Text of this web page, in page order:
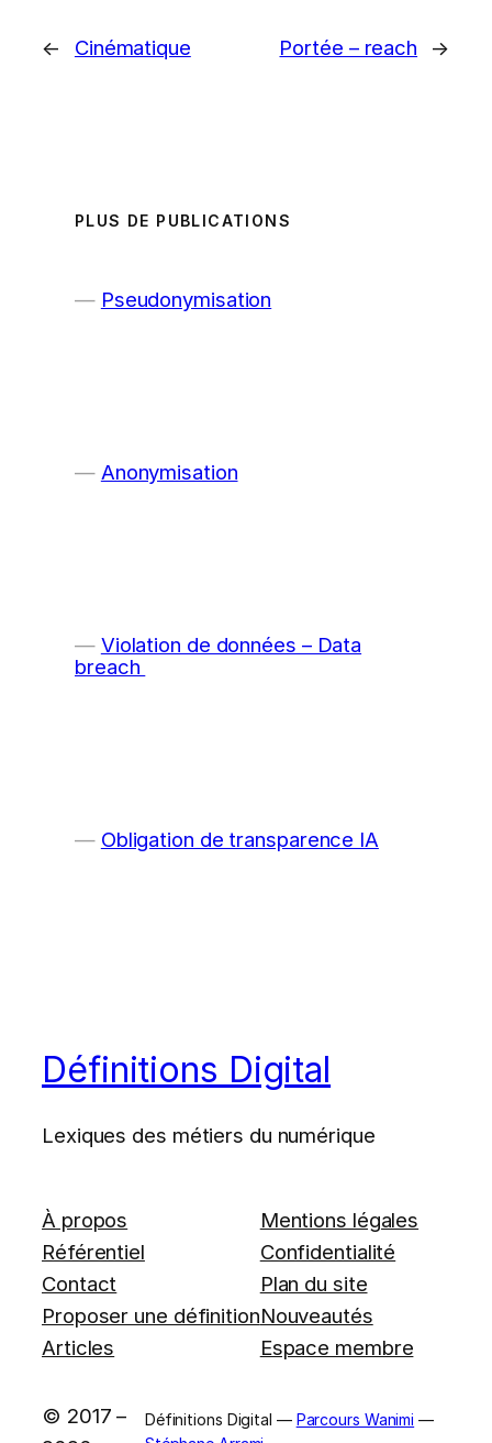
← Cinématique Portée – reach →
PLUS DE PUBLICATIONS
Pseudonymisation
Anonymisation
Violation de données – Data
breach
Obligation de transparence IA
Définitions Digital
Lexiques des métiers du numérique
À propos
Référentiel
Contact
Proposer une définition
Articles
Mentions légales
Confidentialité
Plan du site
Nouveautés
Espace membre
© 2017 –
Définitions Digital — Parcours Wanimi —